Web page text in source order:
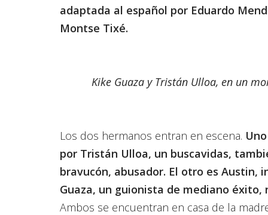
adaptada al español por Eduardo
Montse Tixé.
Kike Guaza y Tristán Ulloa, en un
Los dos hermanos entran en escena.
por Tristán Ulloa, un buscavidas,
bravucón, abusador. El otro es Austin,
Guaza, un guionista de mediano éxito,
Ambos se encuentran en casa de la